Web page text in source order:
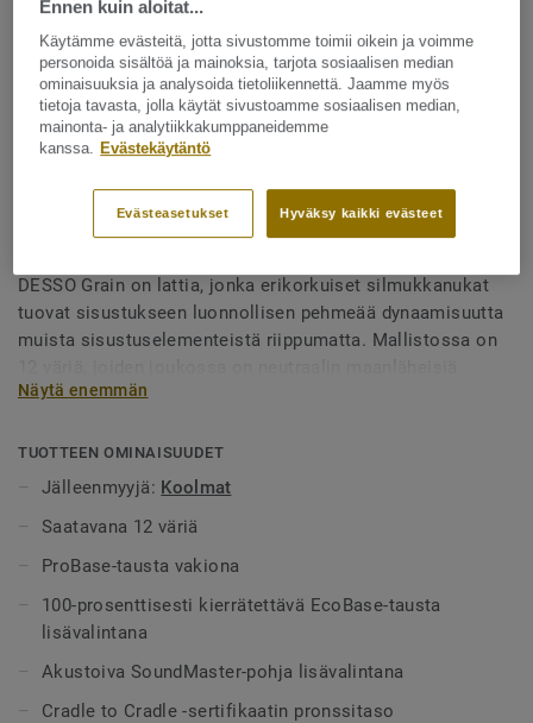
SUUNNITTELUOHJELMA
Tekstiililattia – laatat
Grain - Grain B867 9111
DESSO Grain on lattia, jonka erikorkuiset silmukkanukat
tuovat sisustukseen luonnollisen pehmeää dynaamisuutta
muista sisustuselementeistä riippumatta. Mallistossa on
sävyjä ja muutamia voimakkaampia tehostevärejä
Näytä enemmän
TUOTTEEN OMINAISUUDET
Jälleenmyyjä: Koolmat
Saatavana 12 väriä
ProBase-tausta vakiona
100-prosenttisesti kierrätettävä EcoBase-tausta
lisävalintana
Akustoiva SoundMaster-pohja lisävalintana
Cradle to Cradle -sertifikaatin pronssitaso
Ennen kuin aloitat...
Käytämme evästeitä, jotta sivustomme toimii oikein ja voimme
personoida sisältöä ja mainoksia, tarjota sosiaalisen median
ominaisuuksia ja analysoida tietoliikennettä. Jaamme myös
tietoja tavasta, jolla käytät sivustoamme sosiaalisen median,
mainonta- ja analytiikkakumppaneidemme
kanssa. Evästekäytäntö
Hyväksy kaikki evästeet
Evästeasetukset